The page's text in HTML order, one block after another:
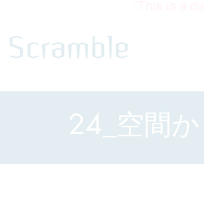
​Scramble
24_空間